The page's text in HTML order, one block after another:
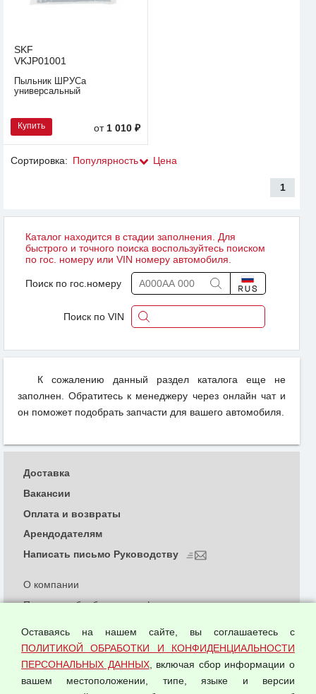
SKF
VKJP01001
Пыльник ШРУСа
универсальный
Купить от 1 010 ₽
Сортировка: Популярность Цена
1
Каталог находится в стадии заполнения. Для
быстрого и точного поиска воспользуйтесь поиском
по гос. номеру или VIN номеру автомобиля.
Поиск по гос.номеру
Поиск по VIN
К сожалению данный раздел каталога еще не
заполнен. Обратитесь к менеджеру через онлайн чат и
он поможет подобрать запчасти для вашего автомобиля.
О компании
Политика обработки и конфиденциальности
Согласием на обработку персональных данных
Оферта оптовой купли-продажи
Публичная оферта
Доставка
Вакансии
Оплата и возвраты
Арендодателям
Написать письмо Руководству
Оставаясь на нашем сайте, вы соглашаетесь с
ПОЛИТИКОЙ ОБРАБОТКИ И КОНФИДЕНЦИАЛЬНОСТИ
ПЕРСОНАЛЬНЫХ ДАННЫХ, включая сбор информации о
вашем местоположении, типе, языке и версии